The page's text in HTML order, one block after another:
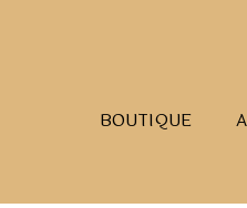
BOUTIQUE